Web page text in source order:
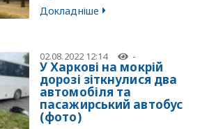
Докладніше
02.08.2022 12:14 -
У Харкові на мокрій
дорозі зіткнулися два
автомобіля та
пасажирський автобус
(фото)